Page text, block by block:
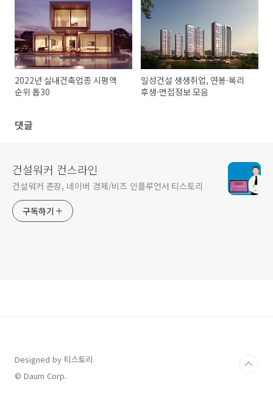
2022년 실내건축업종 시평액
순위 톱30
일성건설 생생취업, 연봉·복리
후생·면접정보 모음
댓글
건설워커 컨스라인
건설워커 촌장, 네이버 경제/비즈 인플루언서 티스토리
구독하기
Designed by 티스토리
© Daum Corp.